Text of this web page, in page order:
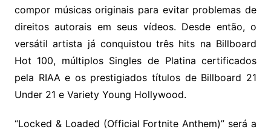
compor músicas originais para evitar problemas de
direitos autorais em seus vídeos. Desde então, o
versátil artista já conquistou três hits na Billboard
Hot 100, múltiplos Singles de Platina certificados
pela RIAA e os prestigiados títulos de Billboard 21
Under 21 e Variety Young Hollywood.
“Locked & Loaded (Official Fortnite Anthem)” será a